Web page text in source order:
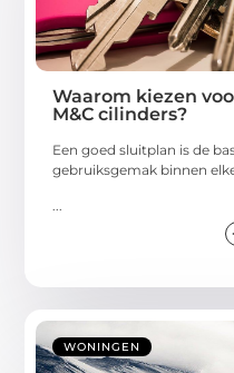
Waarom kiezen
M&C cilinders?
Een goed sluitplan is de
gebruiksgemak binnen
WONINGEN